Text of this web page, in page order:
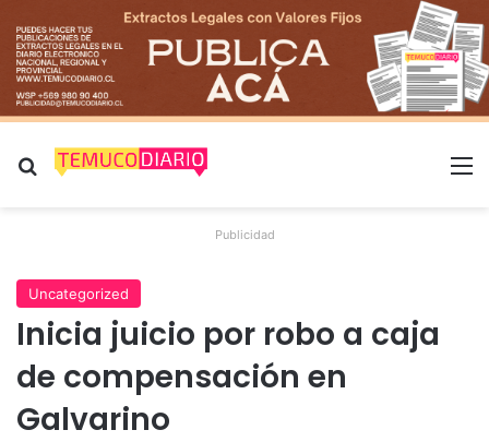
Buscar por
Publicidad
Uncategorized
Inicia juicio por robo a caja
de compensación en
Galvarino